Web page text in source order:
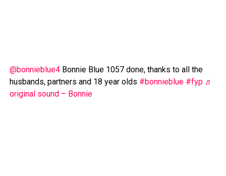
@bonnieblue4Bonnie Blue 1057 done, thanks to all the
husbands, partners and 18 year olds #bonnieblue #fyp ♬
original sound – Bonnie